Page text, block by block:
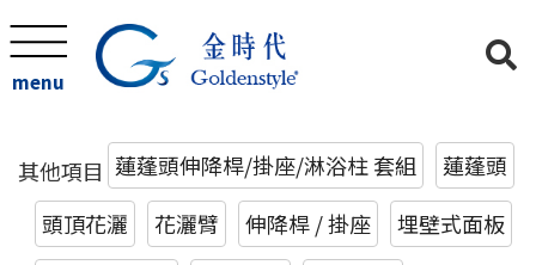
menu
其他項目 蓮蓬頭伸降桿/掛座/淋浴柱 套組
蓮蓬頭
頭頂花灑
花灑臂 伸降桿 / 掛座
埋壁式面板